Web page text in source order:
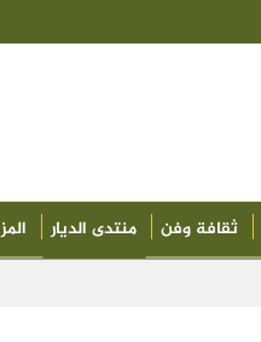
ثقافة وفن منتدى الديار